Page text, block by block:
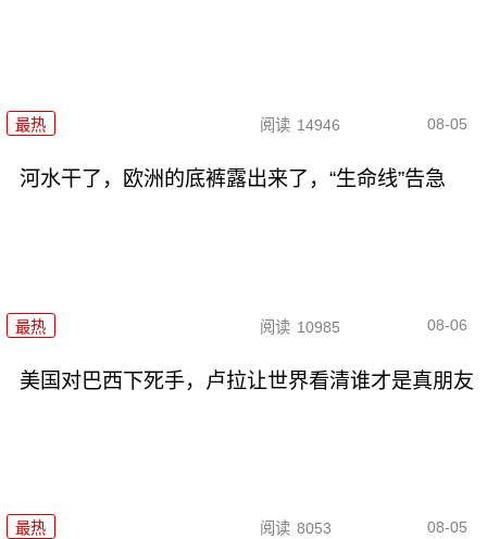
最热 阅读 14946 08-05
河水干了，欧洲的底裤露出来了，“生命线”告急
最热 阅读 10985 08-06
美国对巴西下死手，卢拉让世界看清谁才是真朋友
最热 阅读 8053 08-05